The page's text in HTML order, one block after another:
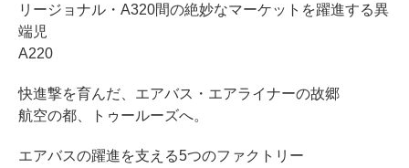
リージョナル・A320間の絶妙なマーケットを躍進する異
端児
A220
快進撃を育んだ、エアバス・エアライナーの故郷
航空の都、トゥールーズへ。
エアバスの躍進を支える5つのファクトリー